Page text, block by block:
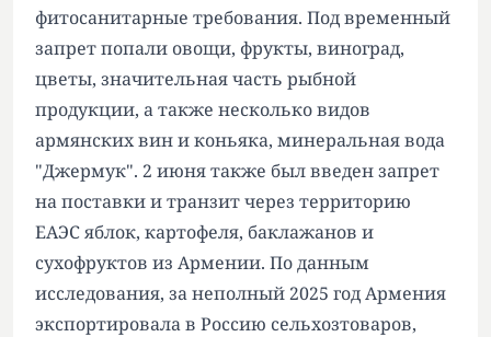
фитосанитарные требования. Под временный
запрет попали овощи, фрукты, виноград,
цветы, значительная часть рыбной
продукции, а также несколько видов
армянских вин и коньяка, минеральная вода
"Джермук". 2 июня также был введен запрет
на поставки и транзит через территорию
ЕАЭС яблок, картофеля, баклажанов и
сухофруктов из Армении. По данным
исследования, за неполный 2025 год Армения
экспортировала в Россию сельхозтоваров,